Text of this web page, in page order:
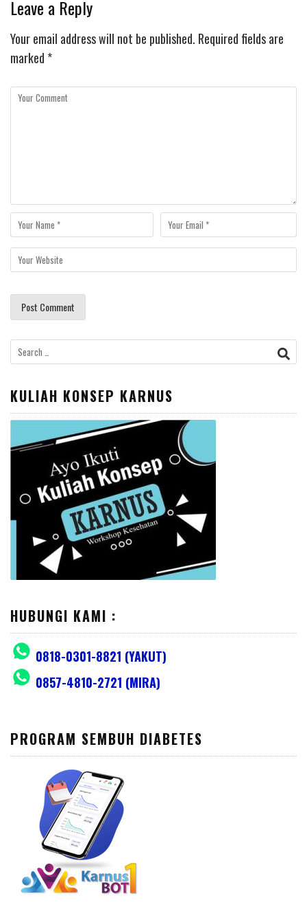
Leave a Reply
Your email address will not be published. Required fields are
marked *
Search
for:
KULIAH KONSEP KARNUS
HUBUNGI KAMI :
0818-0301-8821 (YAKUT)
0857-4810-2721 (MIRA)
PROGRAM SEMBUH DIABETES